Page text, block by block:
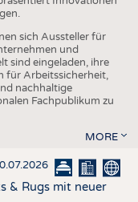
sich Aussteller für
und
sind eingeladen, ihre
für Arbeitssicherheit,
nachhaltige
Fachpublikum zu
MORE
& Rugs mit neuer